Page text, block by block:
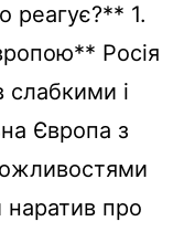
реагує?** 1.
Росія
слабкими і
Європа з
наратив про